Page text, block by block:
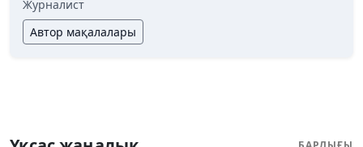
Журналист
Автор мақалалары